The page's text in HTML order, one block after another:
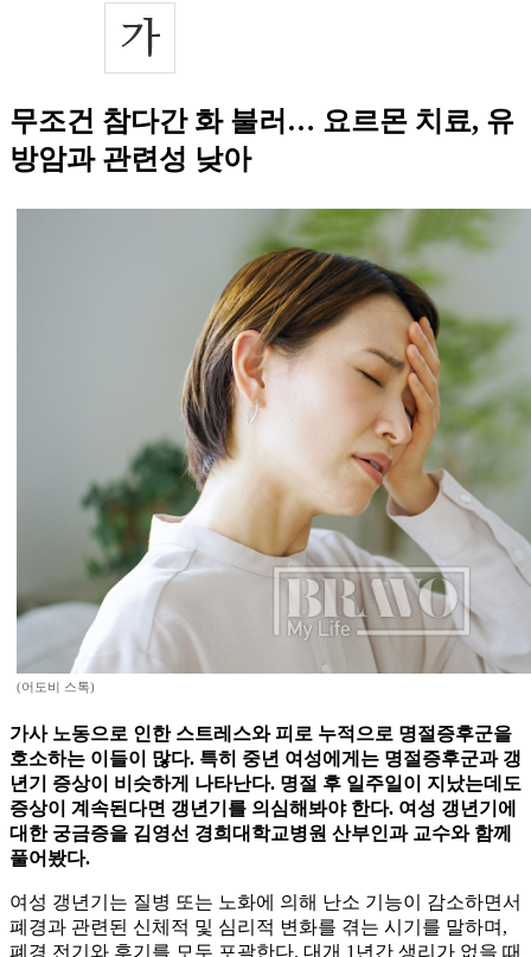
무조건 참다간 화 불러… 요르몬 치료, 유
방암과 관련성 낮아
(어도비 스톡)
가사 노동으로 인한 스트레스와 피로 누적으로 명절증후군을
호소하는 이들이 많다. 특히 중년 여성에게는 명절증후군과 갱
년기 증상이 비슷하게 나타난다. 명절 후 일주일이 지났는데도
증상이 계속된다면 갱년기를 의심해봐야 한다. 여성 갱년기에
대한 궁금증을 김영선 경희대학교병원 산부인과 교수와 함께
풀어봤다.
여성 갱년기는 질병 또는 노화에 의해 난소 기능이 감소하면서
폐경과 관련된 신체적 및 심리적 변화를 겪는 시기를 말하며,
폐경 전기와 후기를 모두 포괄한다. 대개 1년간 생리가 없을 때